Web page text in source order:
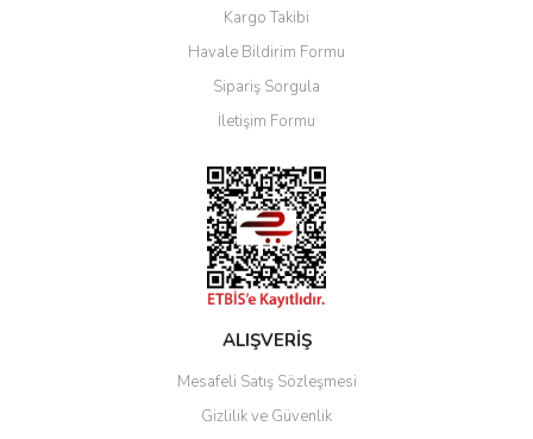
Kargo Takibi
Havale Bildirim Formu
Sipariş Sorgula
İletişim Formu
ALIŞVERİŞ
Mesafeli Satış Sözleşmesi
Gizlilik ve Güvenlik